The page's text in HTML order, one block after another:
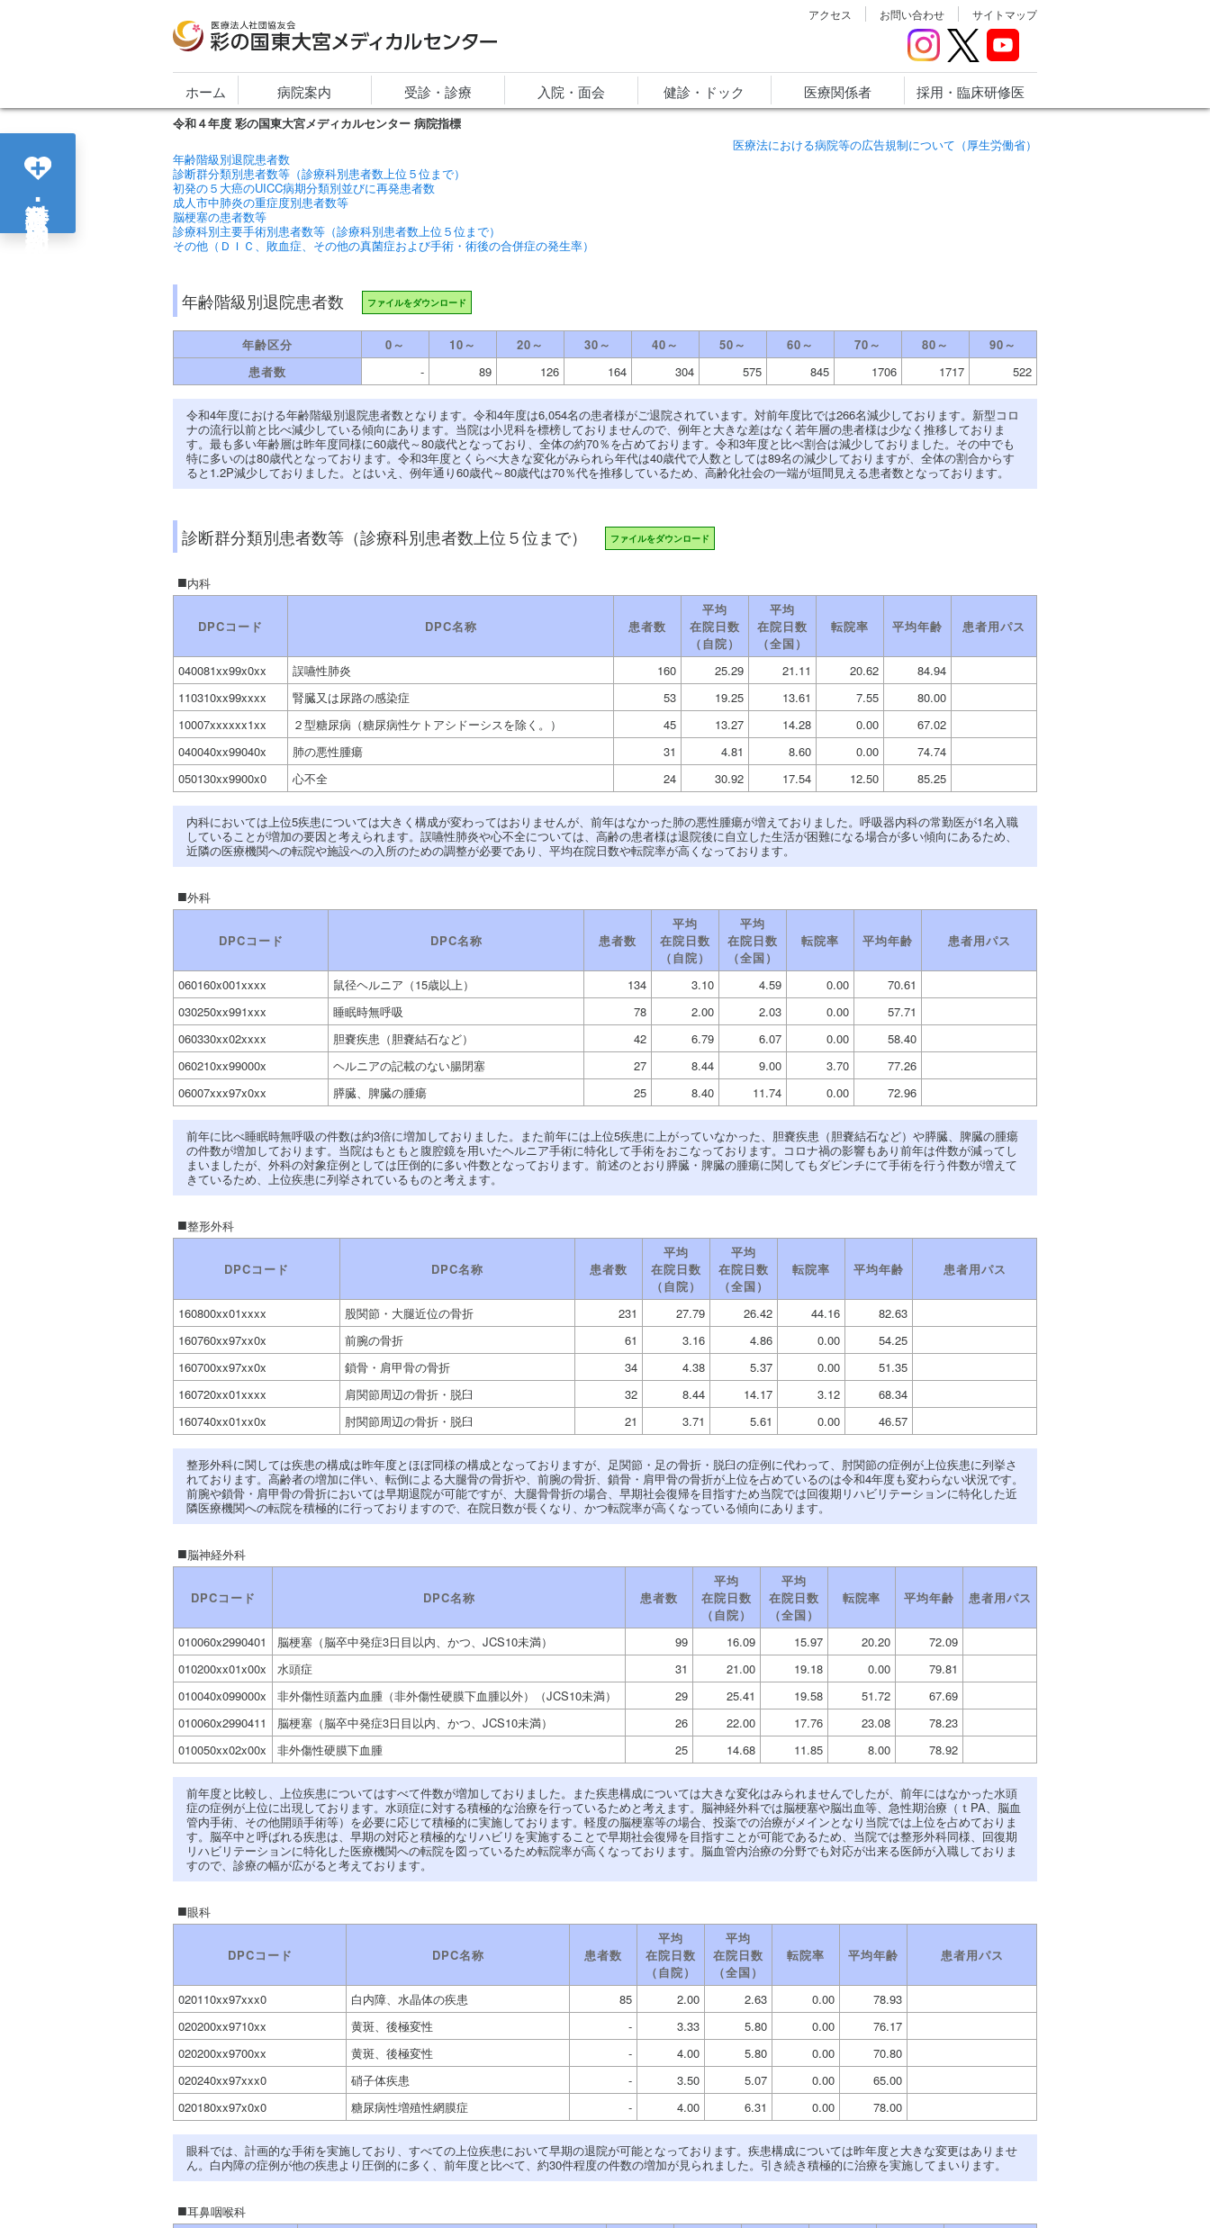
アクセス お問い合わせ サイトマップ
各診療科･部門紹介
ホーム 病院案内 受診・診療 入院・面会 健診・ドック 医療関係者 採用・臨床研修医
令和４年度 彩の国東大宮メディカルセンター 病院指標
医療法における病院等の広告規制について（厚生労働省）
年齢階級別退院患者数
診断群分類別患者数等（診療科別患者数上位５位まで）
初発の５大癌のUICC病期分類別並びに再発患者数
成人市中肺炎の重症度別患者数等
脳梗塞の患者数等
診療科別主要手術別患者数等（診療科別患者数上位５位まで）
その他（ＤＩＣ、敗血症、その他の真菌症および手術・術後の合併症の発生率）
年齢階級別退院患者数 ファイルをダウンロード
年齢区分 0～ 10～ 20～ 30～ 40～ 50～ 60～ 70～ 80～
90～
患者数
- 89 126 164 304 575 845 1706 1717 522
令和4年度における年齢階級別退院患者数となります。令和4年度は6,054名の患者様がご退院されています。対前年度比では266名減少しております。新型コロ
ナの流行以前と比べ減少している傾向にあります。当院は小児科を標榜しておりませんので、例年と大きな差はなく若年層の患者様は少なく推移しておりま
す。最も多い年齢層は昨年度同様に60歳代～80歳代となっており、全体の約70％を占めております。令和3年度と比べ割合は減少しておりました。その中でも
特に多いのは80歳代となっております。令和3年度とくらべ大きな変化がみられら年代は40歳代で人数としては89名の減少しておりますが、全体の割合からす
ると1.2P減少しておりました。とはいえ、例年通り60歳代～80歳代は70％代を推移しているため、高齢化社会の一端が垣間見える患者数となっております。
診断群分類別患者数等（診療科別患者数上位５位まで） ファイルをダウンロード
内科
DPCコード DPC名称 患者数
平均
在院日数
（自院）
平均
在院日数
（全国）
転院率 平均年齢 患者用パス
040081xx99x0xx 誤嚥性肺炎 160 25.29 21.11 20.62
84.94
110310xx99xxxx
腎臓又は尿路の感染症 53 19.25 13.61 7.55
80.00
10007xxxxxx1xx
２型糖尿病（糖尿病性ケトアシドーシスを除く。） 45 13.27 14.28 0.00
67.02
040040xx99040x
肺の悪性腫瘍 31 4.81 8.60 0.00
74.74
050130xx9900x0
心不全 24 30.92 17.54 12.50 85.25
内科においては上位5疾患については大きく構成が変わってはおりませんが、前年はなかった肺の悪性腫瘍が増えておりました。呼吸器内科の常勤医が1名入職
していることが増加の要因と考えられます。誤嚥性肺炎や心不全については、高齢の患者様は退院後に自立した生活が困難になる場合が多い傾向にあるため、
近隣の医療機関への転院や施設への入所のための調整が必要であり、平均在院日数や転院率が高くなっております。
外科
DPCコード DPC名称 患者数
平均
在院日数
（自院）
平均
在院日数
（全国）
転院率 平均年齢 患者用パス
060160x001xxxx 鼠径ヘルニア（15歳以上） 134 3.10 4.59 0.00
70.61
030250xx991xxx
睡眠時無呼吸 78 2.00 2.03 0.00
57.71
060330xx02xxxx
胆嚢疾患（胆嚢結石など） 42 6.79 6.07 0.00
58.40
060210xx99000x
ヘルニアの記載のない腸閉塞 27 8.44 9.00 3.70
77.26
06007xxx97x0xx
膵臓、脾臓の腫瘍 25 8.40 11.74 0.00 72.96
前年に比べ睡眠時無呼吸の件数は約3倍に増加しておりました。また前年には上位5疾患に上がっていなかった、胆嚢疾患（胆嚢結石など）や膵臓、脾臓の腫瘍
の件数が増加しております。当院はもともと腹腔鏡を用いたヘルニア手術に特化して手術をおこなっております。コロナ禍の影響もあり前年は件数が減ってし
まいましたが、外科の対象症例としては圧倒的に多い件数となっております。前述のとおり膵臓・脾臓の腫瘍に関してもダビンチにて手術を行う件数が増えて
きているため、上位疾患に列挙されているものと考えます。
整形外科
DPCコード DPC名称 患者数
平均
在院日数
（自院）
平均
在院日数
（全国）
転院率 平均年齢 患者用パス
160800xx01xxxx 股関節・大腿近位の骨折 231 27.79 26.42 44.16
82.63
160760xx97xx0x
前腕の骨折 61 3.16 4.86 0.00
54.25
160700xx97xx0x
鎖骨・肩甲骨の骨折 34 4.38 5.37 0.00
51.35
160720xx01xxxx
肩関節周辺の骨折・脱臼 32 8.44 14.17 3.12
68.34
160740xx01xx0x
肘関節周辺の骨折・脱臼 21 3.71 5.61 0.00 46.57
整形外科に関しては疾患の構成は昨年度とほぼ同様の構成となっておりますが、足関節・足の骨折・脱臼の症例に代わって、肘関節の症例が上位疾患に列挙さ
れております。高齢者の増加に伴い、転倒による大腿骨の骨折や、前腕の骨折、鎖骨・肩甲骨の骨折が上位を占めているのは令和4年度も変わらない状況です。
前腕や鎖骨・肩甲骨の骨折においては早期退院が可能ですが、大腿骨骨折の場合、早期社会復帰を目指すため当院では回復期リハビリテーションに特化した近
隣医療機関への転院を積極的に行っておりますので、在院日数が長くなり、かつ転院率が高くなっている傾向にあります。
脳神経外科
DPCコード DPC名称 患者数
平均
在院日数
（自院）
平均
在院日数
（全国）
転院率 平均年齢 患者用パス
010060x2990401 脳梗塞（脳卒中発症3日目以内、かつ、JCS10未満） 99 16.09 15.97 20.20
72.09
010200xx01x00x
水頭症 31 21.00 19.18 0.00
79.81
010040x099000x
非外傷性頭蓋内血腫（非外傷性硬膜下血腫以外）（JCS10未満） 29 25.41 19.58 51.72
67.69
010060x2990411
脳梗塞（脳卒中発症3日目以内、かつ、JCS10未満） 26 22.00 17.76 23.08
78.23
010050xx02x00x
非外傷性硬膜下血腫 25 14.68 11.85 8.00 78.92
前年度と比較し、上位疾患についてはすべて件数が増加しておりました。また疾患構成については大きな変化はみられませんでしたが、前年にはなかった水頭
症の症例が上位に出現しております。水頭症に対する積極的な治療を行っているためと考えます。脳神経外科では脳梗塞や脳出血等、急性期治療（ｔPA、脳血
管内手術、その他開頭手術等）を必要に応じて積極的に実施しております。軽度の脳梗塞等の場合、投薬での治療がメインとなり当院では上位を占めておりま
す。脳卒中と呼ばれる疾患は、早期の対応と積極的なリハビリを実施することで早期社会復帰を目指すことが可能であるため、当院では整形外科同様、回復期
リハビリテーションに特化した医療機関への転院を図っているため転院率が高くなっております。脳血管内治療の分野でも対応が出来る医師が入職しておりま
すので、診療の幅が広がると考えております。
眼科
DPCコード DPC名称 患者数
平均
在院日数
（自院）
平均
在院日数
（全国）
転院率 平均年齢 患者用パス
020110xx97xxx0 白内障、水晶体の疾患 85 2.00 2.63 0.00
78.93
020200xx9710xx
黄斑、後極変性 - 3.33 5.80 0.00
76.17
020200xx9700xx
黄斑、後極変性 - 4.00 5.80 0.00
70.80
020240xx97xxx0
硝子体疾患 - 3.50 5.07 0.00
65.00
020180xx97x0x0
糖尿病性増殖性網膜症 - 4.00 6.31 0.00 78.00
眼科では、計画的な手術を実施しており、すべての上位疾患において早期の退院が可能となっております。疾患構成については昨年度と大きな変更はありませ
ん。白内障の症例が他の疾患より圧倒的に多く、前年度と比べて、約30件程度の件数の増加が見られました。引き続き積極的に治療を実施してまいります。
耳鼻咽喉科